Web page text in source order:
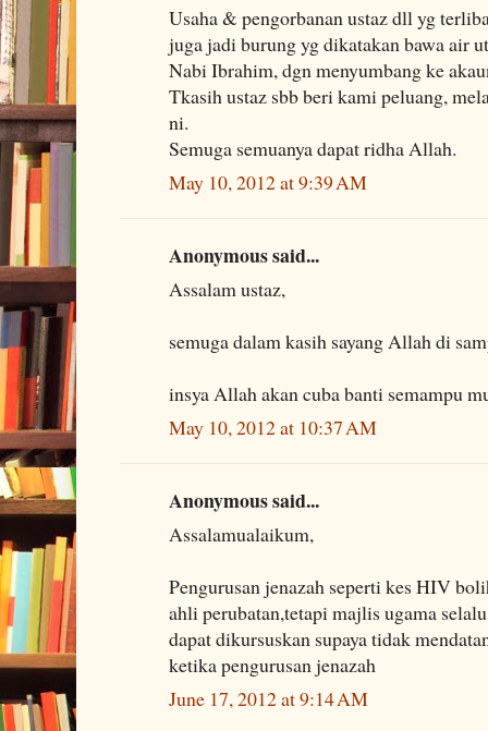
Usaha & pengorbanan ustaz dll yg
juga jadi burung yg dikatakan bawa air
Nabi Ibrahim, dgn menyumbang ke
Tkasih ustaz sbb beri kami peluang,
ni.
Semuga semuanya dapat ridha Allah.
May 10, 2012 at 9:39 AM
Anonymous said...
Assalam ustaz,
semuga dalam kasih sayang Allah di
insya Allah akan cuba banti semampu
May 10, 2012 at 10:37 AM
Anonymous said...
Assalamualaikum,
Pengurusan jenazah seperti kes HIV
ahli perubatan,tetapi majlis ugama
dapat dikursuskan supaya tidak
ketika pengurusan jenazah
June 17, 2012 at 9:14 AM